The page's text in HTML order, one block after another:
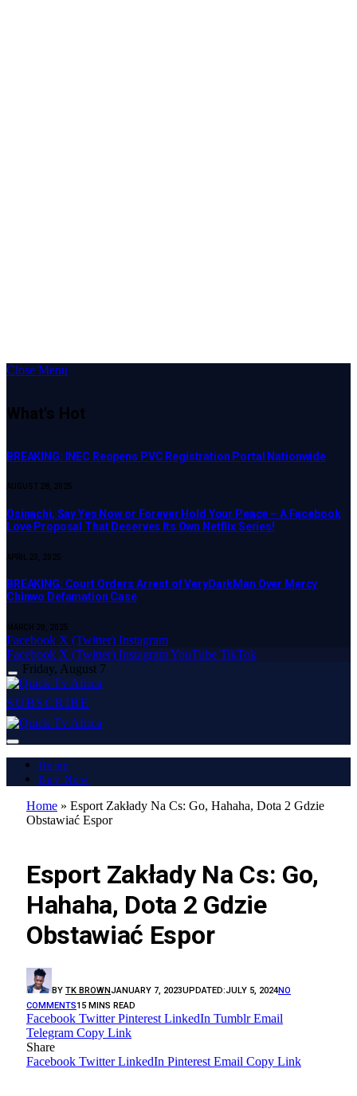
Close Menu
What's Hot
BREAKING: INEC Reopens PVC Registration Portal Nationwide
AUGUST 28, 2025
Osinachi, Say Yes Now or Forever Hold Your Peace – A Facebook
Love Proposal That Deserves Its Own Netflix Series!
APRIL 23, 2025
BREAKING: Court Orders Arrest of VeryDarkMan Over Mercy
Chinwo Defamation Case
MARCH 20, 2025
Facebook X (Twitter) Instagram
Facebook X (Twitter) InstagramYouTube TikTok
Friday, August 7
SUBSCRIBE
Home
Buy Now
Home » Esport Zakłady Na Cs: Go, Hahaha, Dota 2 Gdzie
Obstawiać Espor
Esport Zakłady Na Cs: Go,
Hahaha, Dota 2 Gdzie
Obstawiać Espor
BY TK BROWNJANUARY 7, 2023UPDATED:JULY 5, 2024NO
COMMENTS15 MINS READ
Facebook Twitter Pinterest LinkedIn Tumblr Email
Telegram Copy Link
Share
Facebook Twitter LinkedIn Pinterest Email Copy Link